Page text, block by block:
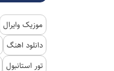
موزیک وایرال
دانلود اهنگ
تور استانبول